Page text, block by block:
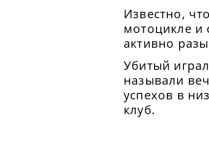
Известно,
мотоцикле и
активно
Убитый
называли
успехов в
клуб.